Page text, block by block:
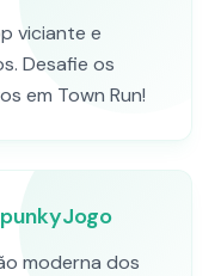
viciante e
Desafie os
em Town Run!
moderna dos